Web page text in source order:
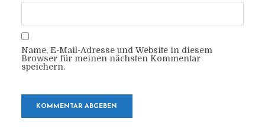
Name, E-Mail-Adresse und Website in diesem
Browser für meinen nächsten Kommentar
speichern.